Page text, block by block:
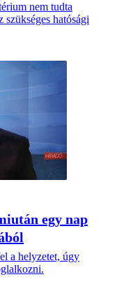
nem tudta
hatósági
egy nap
a helyzetet, úgy